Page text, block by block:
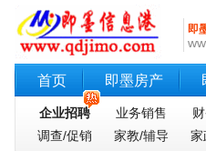
即
首页 即墨房产
企业招聘 业务销售
调查/促销
家教/辅导 家